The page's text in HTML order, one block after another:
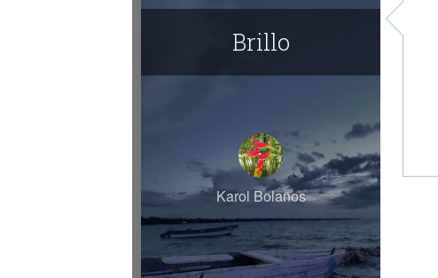
Brillo
Karol Bolaños